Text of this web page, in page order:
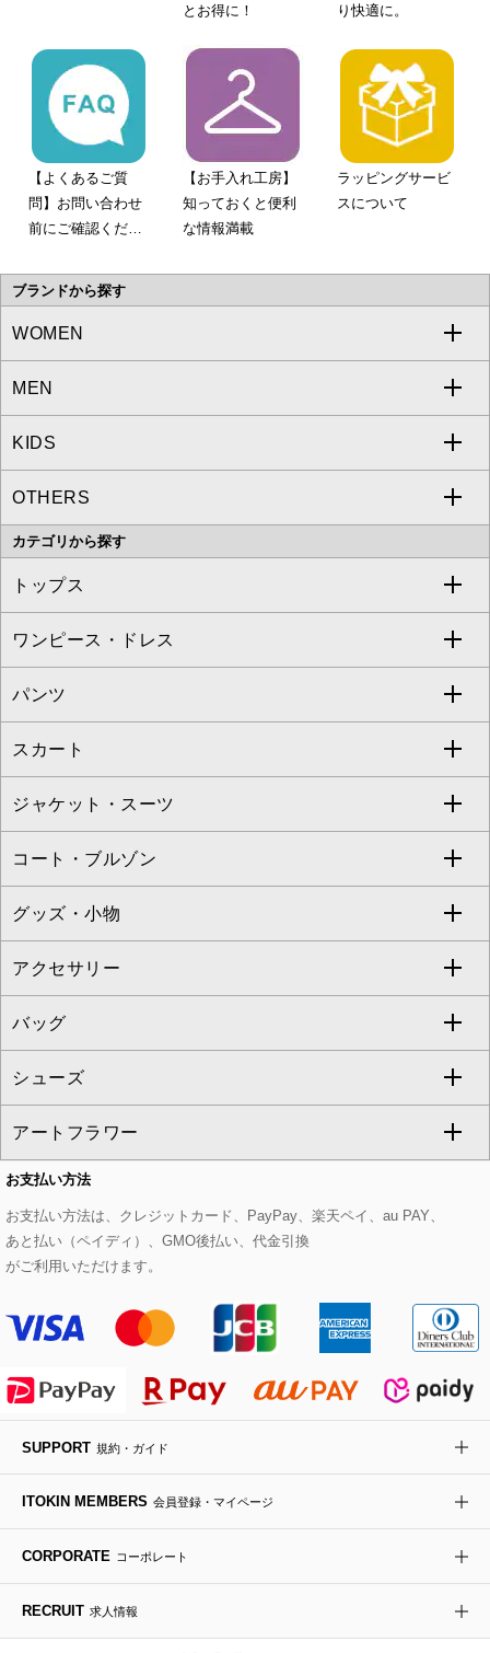
とお得に！
り快適に。
【よくあるご質
問】お問い合わせ
前にご確認くださ
【お手入れ工房】
知っておくと便利
な情報満載
ラッピングサービ
スについて
ブランドから探す
WOMEN
a.v.v
MICHEL KLEIN
MK MICHEL KLEIN
OFUON le MK
eur3
Maison de CINQ
MK MICHEL KLEIN BAG
HIROKO KOSHINO
MEN
a.v.v
MICHEL KLEIN HOMME
MK MICHEL KLEIN HOMME
KIDS
a.v.v
OTHERS
MK MICHEL KLEIN BAG
カテゴリから探す
トップス
すべてのトップス
カットソー・Tシャツ
ブラウス・シャツ
ニット・セーター
カーディガン
アンサンブルセット
ベスト・ジレ
パーカー
タンクトップ・キャミソール
スウェット・ジャージー
その他のトップス
ワンピース・ドレス
すべてのワンピース・ドレス
ワンピース
ドレス
チュニック
ジャンパースカート
その他のワンピース・ドレス
パンツ
すべてのパンツ
フルレングスパンツ
クロップド・半端丈パンツ
ガウチョ・ワイドパンツ
ハーフ・ショート丈パンツ
サロペット・オールインワン
その他のパンツ
スカート
すべてのスカート
ロング・マキシ丈スカート
ひざ丈スカート
ミモレ丈スカート
ショート・ミニ丈スカート
その他のスカート
ジャケット・スーツ
すべてのジャケット・スーツ
テーラードジャケット
ノーカラージャケット
セットアップ
セットアップジャケット
セットアップパンツ
セットアップスカート
セットアップワンピース
コート・ブルゾン
すべてのコート・ブルゾン
トレンチコート
ピーコート
ダッフルコート
チェスターコート
モッズコート
ステンカラーコート
ライダースジャケット
デニムジャケット
ダウンジャケット・コート
グッズ・小物
すべてのグッズ・小物
マスク
ストール・マフラー・スヌード
ベルト・サスペンダー
帽子
ヘアアクセサリー
ハンカチ・バンダナ
手袋
チャーム・ストラップ
アクセサリー
すべてのアクセサリー
ネックレス
ピアス・イヤリング
ブレスレット・バングル
ブローチ・コサージュ
バッグ
すべてのバッグ
トートバッグ
ショルダーバッグ
ボストンバッグ
バックパック・リュック
ボディバッグ・メッセンジャーバッグ
トラベルバッグ
シューズ
すべてのシューズ
パンプス
スニーカー
フラットシューズ
ローファー
ドレスシューズ
アートフラワー
すべてのアートフラワー
ローズ
カサブランカ・カラー
ラナンキュラス
ポプリアレンジ＆フレグランス
お支払い方法
お支払い方法は、クレジットカード、PayPay、楽天ペイ、au PAY、
あと払い（ペイディ）、GMO後払い、代金引換
がご利用いただけます。
SUPPORT 規約・ガイド
ITOKIN MEMBERS 会員登録・マイページ
CORPORATE コーポレート
RECRUIT 求人情報